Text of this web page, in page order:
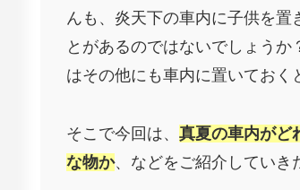
んも、炎天下の車内に子供を
とがあるのではないでしょう
はその他にも車内に置いておく
そこで今回は、 真夏の車内がど
な物か、などをご紹介していき